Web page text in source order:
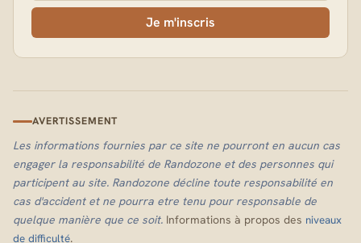
Je m'inscris
AVERTISSEMENT
Les informations fournies par ce site ne pourront en aucun cas
engager la responsabilité de Randozone et des personnes qui
participent au site. Randozone décline toute responsabilité en
cas d'accident et ne pourra etre tenu pour responsable de
quelque manière que ce soit. Informations à propos des niveaux
de difficulté.